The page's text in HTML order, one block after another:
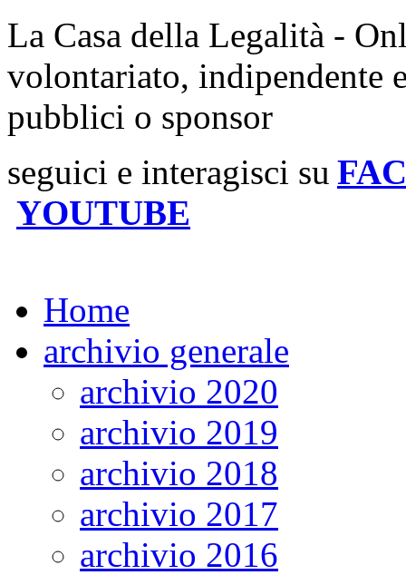
La Casa della Legalità -
volontariato, indipendente
pubblici o sponsor
seguici e interagisci su
YOUTUBE
Home
archivio generale
archivio 2020
archivio 2019
archivio 2018
archivio 2017
archivio 2016